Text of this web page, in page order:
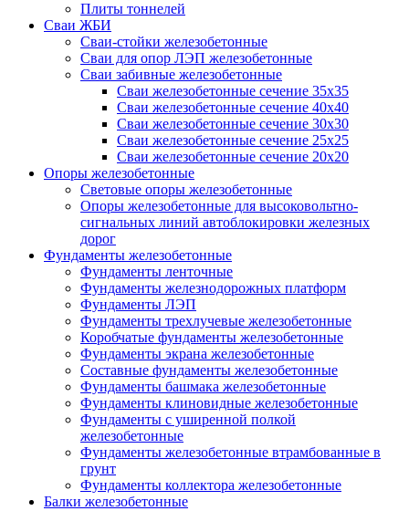
Плиты тоннелей
Сваи ЖБИ
Сваи-стойки железобетонные
Сваи для опор ЛЭП железобетонные
Сваи забивные железобетонные
Сваи железобетонные сечение 35x35
Сваи железобетонные сечение 40x40
Сваи железобетонные сечение 30x30
Сваи железобетонные сечение 25x25
Сваи железобетонные сечение 20x20
Опоры железобетонные
Световые опоры железобетонные
Опоры железобетонные для высоковольтно-
сигнальных линий автоблокировки железных
дорог
Фундаменты железобетонные
Фундаменты ленточные
Фундаменты железнодорожных платформ
Фундаменты ЛЭП
Фундаменты трехлучевые железобетонные
Коробчатые фундаменты железобетонные
Фундаменты экрана железобетонные
Составные фундаменты железобетонные
Фундаменты башмака железобетонные
Фундаменты клиновидные железобетонные
Фундаменты с уширенной полкой
железобетонные
Фундаменты железобетонные втрамбованные в
грунт
Фундаменты коллектора железобетонные
Балки железобетонные